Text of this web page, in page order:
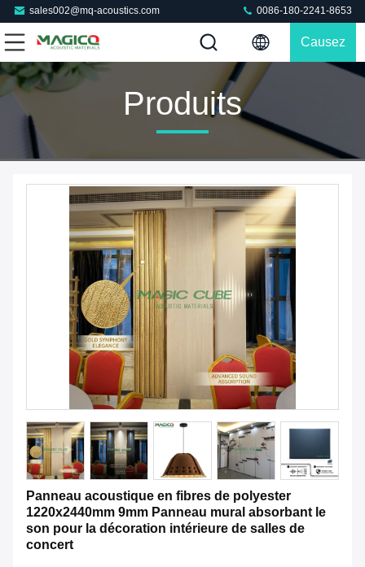
sales002@mq-acoustics.com 0086-180-2241-8653
Causez
Produits
Panneau acoustique en fibres de polyester
1220x2440mm 9mm Panneau mural absorbant le
son pour la décoration intérieure de salles de
concert